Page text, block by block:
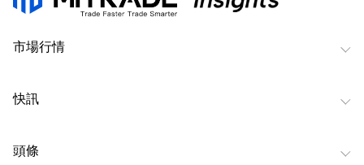
市場行情
快訊
頭條